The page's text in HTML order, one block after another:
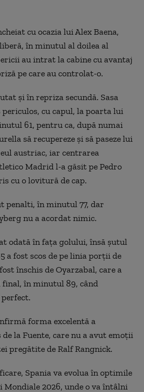
cu ocazia lui Alex Baena,
în minutul al doilea al
au intrat la cabine cu avantaj
pe care au controlat-o.
şi în repriza secundă. Sasa
cu capul, la poarta lui
61, pentru ca, după numai
să recupereze şi să paseze lui
austriac, iar centrarea
Madrid l-a găsit pe Pedro
cu o lovitură de cap.
penalti, în minutul 77, dar
nu a acordat nimic.
odată în faţa golului, însă şutul
a fost scos de pe linia porţii de
înschis de Oyarzabal, care a
în minutul 89, când
forma excelentă a
la Fuente, care nu a avut emoții
pregătite de Ralf Rangnick.
Spania va evolua în optimile
Mondiale 2026, unde o va întâlni